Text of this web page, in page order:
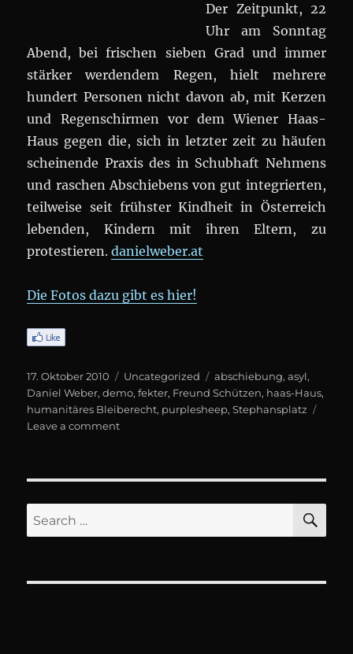
Der Zeitpunkt, 22
Uhr am Sonntag
Abend, bei frischen sieben Grad und immer
stärker werdendem Regen, hielt mehrere
hundert Personen nicht davon ab, mit Kerzen
und Regenschirmen vor dem Wiener Haas-
Haus gegen die, sich in letzter zeit zu häufen
scheinende Praxis des in Schubhaft Nehmens
und raschen Abschiebens von gut integrierten,
teilweise seit frühster Kindheit in Österreich
lebenden, Kindern mit ihren Eltern, zu
protestieren.danielweber.at
Die Fotos dazu gibt es hier!
Posted
on
17. Oktober 2010 Categories
Uncategorized Tags
abschiebung,asyl,
Daniel Weber,demo,fekter, Freund Schützen, haas-Haus,
humanitäres Bleiberecht, purplesheep,Stephansplatz
Leave a commenton
ins
Search
for: